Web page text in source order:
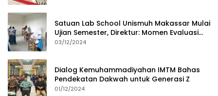
Satuan Lab School Unismuh Makassar Mulai
Ujian Semester, Direktur: Momen Evaluasi
Proses Pembelajaran
03/12/2024
Dialog Kemuhammadiyahan IMTM Bahas
Pendekatan Dakwah untuk Generasi Z
01/12/2024